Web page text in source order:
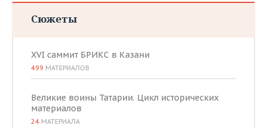
Сюжеты
XVI саммит БРИКС в Казани
499 МАТЕРИАЛОВ
Великие воины Татарии. Цикл исторических
материалов
24 МАТЕРИАЛА